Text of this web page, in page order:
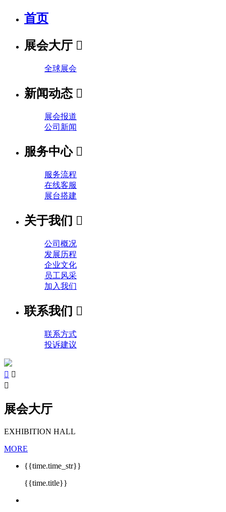
首页
展会大厅 
全球展会
新闻动态 
展会报道
公司新闻
服务中心 
服务流程
在线客服
展台搭建
关于我们 
公司概况
发展历程
企业文化
员工风采
加入我们
联系我们 
联系方式
投诉建议
 

展会大厅
EXHIBITION HALL
MORE
{{time.time_str}}
{{time.title}}